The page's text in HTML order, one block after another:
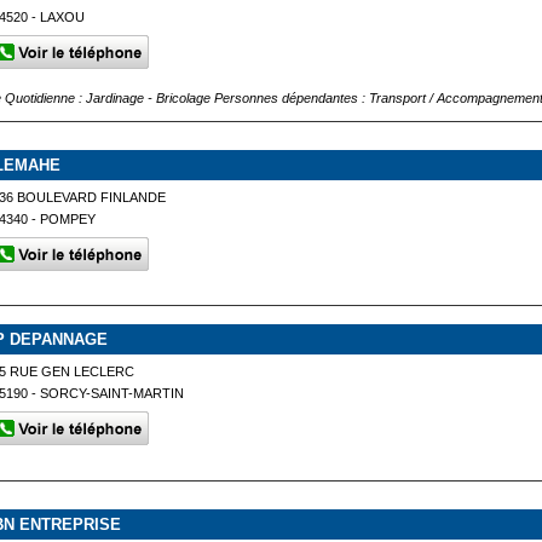
- LAXOU
Quotidienne : Jardinage - Bricolage Personnes dépendantes : Transport /
BOULEVARD FINLANDE
- POMPEY
DEPANNAGE
RUE GEN LECLERC
- SORCY-SAINT-MARTIN
ENTREPRISE